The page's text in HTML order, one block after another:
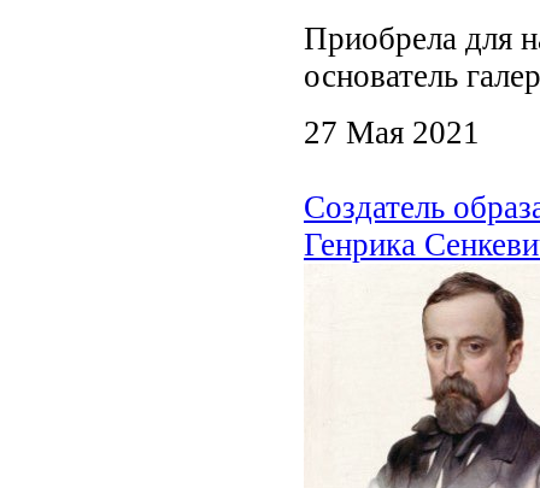
Приобрела для
основатель
27 Мая 2021
Создатель
Генрика